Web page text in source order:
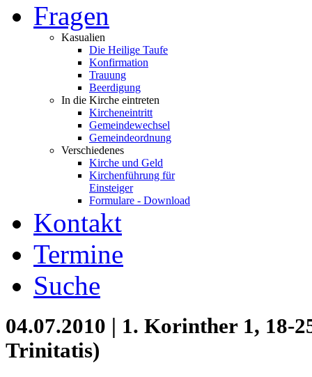
Fragen
Kasualien
Die Heilige Taufe
Konfirmation
Trauung
Beerdigung
In die Kirche eintreten
Kircheneintritt
Gemeindewechsel
Gemeindeordnung
Verschiedenes
Kirche und Geld
Kirchenführung für
Einsteiger
Formulare - Download
Kontakt
Termine
Suche
04.07.2010 | 1. Korinther 1, 18-
Trinitatis)